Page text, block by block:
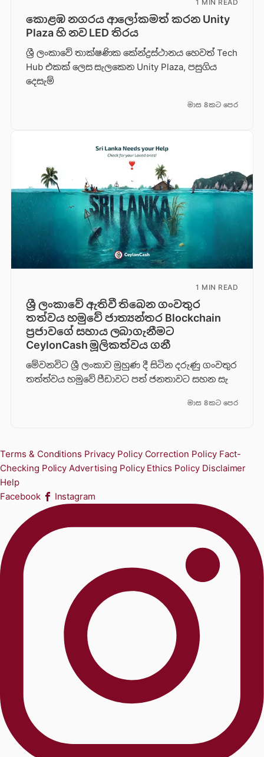
1 MIN READ
කොළඹ නගරය ආලෝකමත් කරන Unity
Plaza හි නව LED තිරය
ශ්‍රී ලංකාවේ තාක්ෂණික කේන්ද්‍රස්ථානය හෙවත් Tech
Hub එකක් ලෙස සැලකෙන Unity Plaza, පසුගිය
දෙසැම්
මාස 8කට පෙර
1 MIN READ
ශ්‍රී ලංකාවේ ඇතිවී තිබෙන ගංවතුර
තත්වය හමුවේ ජාත්‍යන්තර Blockchain
ප්‍රජාවගේ සහාය ලබාගැනීමට
CeylonCash මූලිකත්වය ග​නී
මේවනවිට ශ්‍රී ලංකාව මුහුණ දී සිටින දරුණු ගංවතුර
තත්ත්වය හමුවේ පීඩාවට පත් ජනතාවට සහන සැ
මාස 8කට පෙර
Terms & Conditions Privacy Policy Correction Policy Fact-
Checking Policy Advertising Policy Ethics Policy Disclaimer
Help
Facebook
Instagram